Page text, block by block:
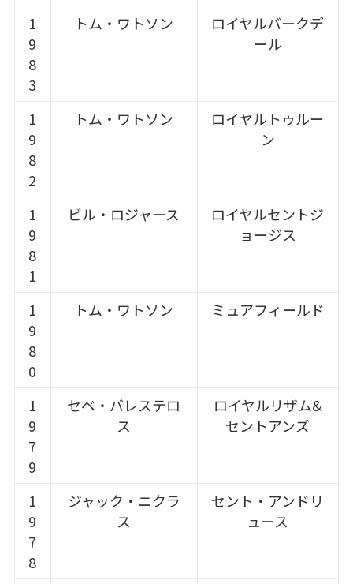
1
9
8
3
トム・ワトソン
ロイヤルバークデ
ール
1
9
8
2
トム・ワトソン
ロイヤルトゥルー
ン
1
9
8
1
ビル・ロジャース
ロイヤルセントジ
ョージス
1
9
8
0
トム・ワトソン ミュアフィールド
1
9
7
9
セベ・バレステロ
ス
ロイヤルリザム&
セントアンズ
1
9
7
8
ジャック・ニクラ
ス
セント・アンドリ
ュース